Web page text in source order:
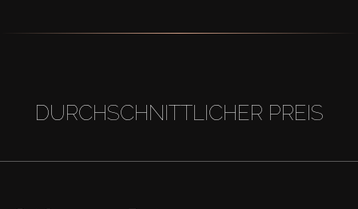
DURCHSCHNITTLICHER PREIS